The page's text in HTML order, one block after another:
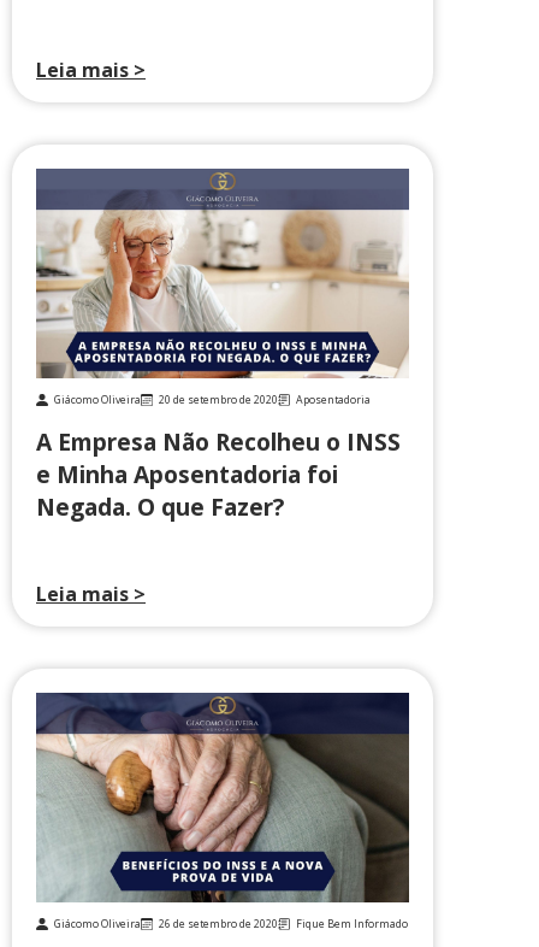
Leia mais >
Giácomo Oliveira 20 de setembro de 2020 Aposentadoria
A Empresa Não Recolheu o INSS
e Minha Aposentadoria foi
Negada. O que Fazer?
Leia mais >
Giácomo Oliveira 26 de setembro de 2020 Fique Bem Informado